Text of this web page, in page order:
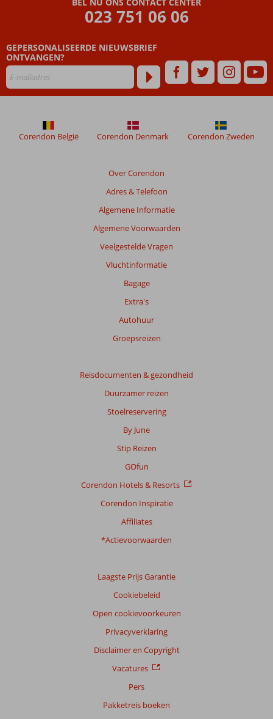
Beoordelingen
die
dan
maanden
worden
023 751 06 06
GEPERSONALISEERDE NIEUWSBRIEF
ONTVANGEN?
Over Corendon
Adres & Telefoon
Algemene Informatie
Algemene Voorwaarden
Veelgestelde Vragen
Vluchtinformatie
Bagage
Extra's
Autohuur
Groepsreizen
Reisdocumenten & gezondheid
Duurzamer reizen
Stoelreservering
By June
Stip Reizen
GOfun
Corendon Hotels & Resorts
Corendon Inspiratie
Affiliates
*Actievoorwaarden
Laagste Prijs Garantie
Cookiebeleid
Open cookievoorkeuren
Privacyverklaring
Disclaimer en Copyright
Vacatures
Pers
Pakketreis boeken
Corendon België Corendon Denmark Corendon Zweden